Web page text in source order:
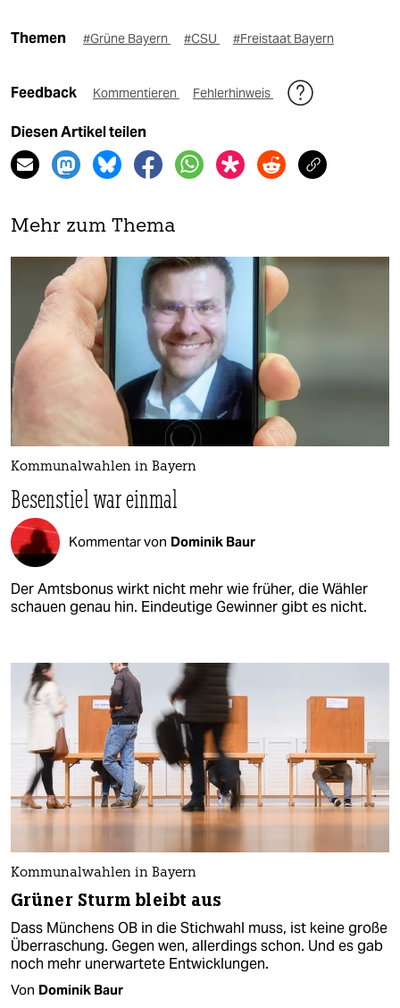
Themen #Grüne Bayern #CSU #Freistaat Bayern
Feedback Kommentieren Fehlerhinweis
Diesen Artikel teilen
Mehr zum Thema
Kommunalwahlen in Bayern
Besenstiel war einmal
Kommentar von Dominik Baur
Der Amtsbonus wirkt nicht mehr wie früher, die Wähler
schauen genau hin. Eindeutige Gewinner gibt es nicht.
Kommunalwahlen in Bayern
Grüner Sturm bleibt aus
Dass Münchens OB in die Stichwahl muss, ist keine große
Überraschung. Gegen wen, allerdings schon. Und es gab
noch mehr unerwartete Entwicklungen.
Von Dominik Baur